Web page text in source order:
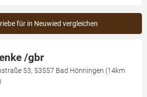
für in Neuwied vergleichen
/gbr
53, 53557 Bad Hönningen (14km